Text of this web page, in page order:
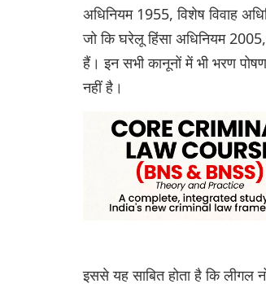
अधिनियम 1955, विशेष विवाह
जो कि घरेलू हिंसा अधिनियम
हैं। इन सभी कानूनों में भी भरण
नहीं है।
इससे यह साबित होता है कि लीगल